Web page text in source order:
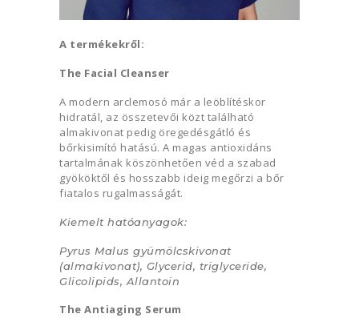
A termékekről:
The Facial Cleanser
A modern arclemosó már a leöblítéskor
hidratál, az összetevői közt található
almakivonat pedig öregedésgátló és
bőrkisimító hatású. A magas antioxidáns
tartalmának köszönhetően véd a szabad
gyököktől és hosszabb ideig megőrzi a bőr
fiatalos rugalmasságát.
Kiemelt hatóanyagok:
Pyrus Malus gyümölcskivonat
(almakivonat), Glycerid, triglyceride,
Glicolipids, Allantoin
The Antiaging Serum